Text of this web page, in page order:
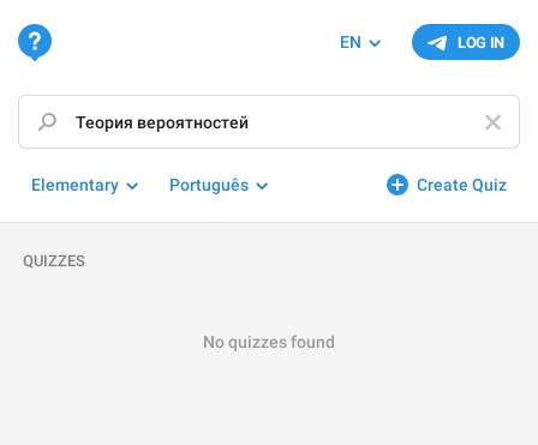
LOG IN
EN
Create Quiz
Elementary Português
QUIZZES
No quizzes found